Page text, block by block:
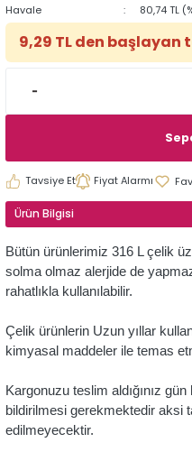
Havale
80,74 TL
9,29 TL den başlayan
Tavsiye Et Fiyat Alarmı
Ürün Bilgisi
Bütün ürünlerimiz 316 L çelik
solma olmaz alerjide de
rahatlıkla kullanılabilir.
Çelik ürünlerin Uzun yıllar
kimyasal maddeler ile temas
Kargonuzu teslim aldığınız
bildirilmesi gerekmektedir aksi
edilmeyecektir.